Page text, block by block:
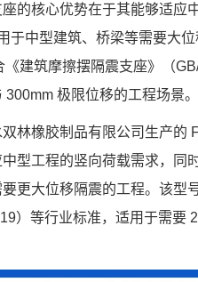
的核心优势在于其能够适应
于中型建筑、桥梁等需要大
建筑摩擦摆隔震支座》（
极限位移的工程场景。
林橡胶制品有限公司生产的
型工程的竖向荷载需求，同
更大位移隔震的工程。该型
）等行业标准，适用于需要